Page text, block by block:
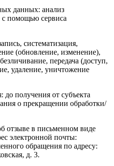
данных: анализ
с помощью сервиса
систематизация,
(обновление, изменение),
передача (доступ,
удаление, уничтожение
до получения от субъекта
о прекращении обработки/
отзыве в письменном виде
электронной почты:
обращения по адресу:
д. 3.